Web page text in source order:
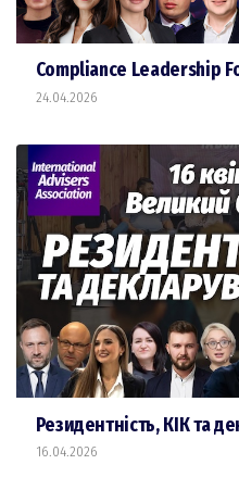
Compliance Leadership
24.04.2026
Резидентність, КІК та
16.04.2026